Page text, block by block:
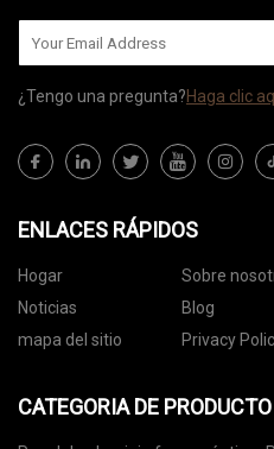
¿Tengo una pregunta?Haga clic
ENLACES RÁPIDOS
Hogar Sobre
Noticias
Blog
mapa del sitio
Privacy
CATEGORIA DE PRODUCTO